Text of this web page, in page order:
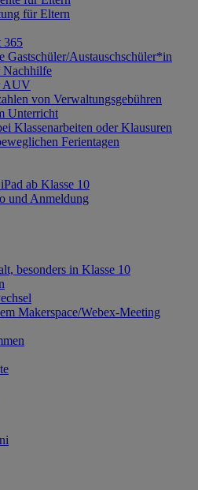
für Eltern
365
Gastschüler/Austauschschüler*in
Nachhilfe
AUV
von Verwaltungsgebühren
Unterricht
Klassenarbeiten oder Klausuren
Ferientagen
ab Klasse 10
und Anmeldung
besonders in Klasse 10
Makerspace/Webex-Meeting